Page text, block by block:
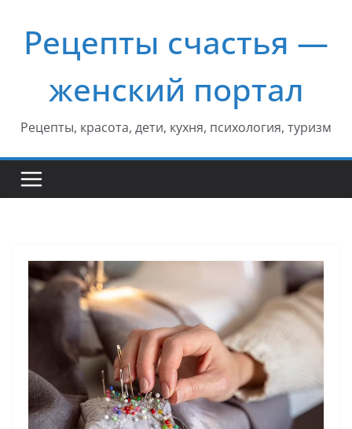
содержимому
Рецепты счастья —
женский портал
Рецепты, красота, дети, кухня, психология, туризм